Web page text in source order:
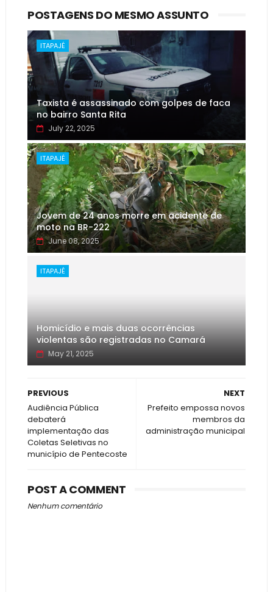
POSTAGENS DO MESMO ASSUNTO
ITAPAJÉ
Taxista é assassinado com golpes de faca
no bairro Santa Rita
July 22, 2025
ITAPAJÉ
Jovem de 24 anos morre em acidente de
moto na BR-222
June 08, 2025
ITAPAJÉ
Homicídio e mais duas ocorrências
violentas são registradas no Camará
May 21, 2025
NEXT
Prefeito empossa novos
membros da
administração municipal
PREVIOUS
Audiência Pública
debaterá
implementação das
Coletas Seletivas no
município de Pentecoste
POST A COMMENT
Nenhum comentário